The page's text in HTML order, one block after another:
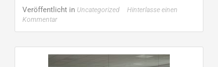
about
guter
in
Veröffentlicht in Uncategorized
Hinterlasse einen
Kommentar